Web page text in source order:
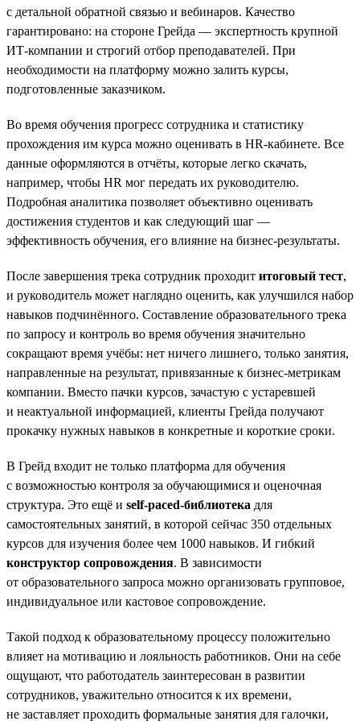
с детальной обратной связью и вебинаров. Качество
гарантировано: на стороне Грейда — экспертность крупной
ИТ-компании и строгий отбор преподавателей. При
необходимости на платформу можно залить курсы,
подготовленные заказчиком.
Во время обучения прогресс сотрудника и статистику
прохождения им курса можно оценивать в HR-кабинете. Все
данные оформляются в отчёты, которые легко скачать,
например, чтобы HR мог передать их руководителю.
Подробная аналитика позволяет объективно оценивать
достижения студентов и как следующий шаг —
эффективность обучения, его влияние на бизнес-результаты.
После завершения трека сотрудник проходит итоговый тест,
и руководитель может наглядно оценить, как улучшился набор
навыков подчинённого. Составление образовательного трека
по запросу и контроль во время обучения значительно
сокращают время учёбы: нет ничего лишнего, только занятия,
направленные на результат, привязанные к бизнес-метрикам
компании. Вместо пачки курсов, зачастую с устаревшей
и неактуальной информацией, клиенты Грейда получают
прокачку нужных навыков в конкретные и короткие сроки.
В Грейд входит не только платформа для обучения
с возможностью контроля за обучающимися и оценочная
структура. Это ещё и self-paced-библиотека для
самостоятельных занятий, в которой сейчас 350 отдельных
курсов для изучения более чем 1000 навыков. И гибкий
конструктор сопровождения. В зависимости
от образовательного запроса можно организовать групповое,
индивидуальное или кастовое сопровождение.
Такой подход к образовательному процессу положительно
влияет на мотивацию и лояльность работников. Они на себе
ощущают, что работодатель заинтересован в развитии
сотрудников, уважительно относится к их времени,
не заставляет проходить формальные занятия для галочки,